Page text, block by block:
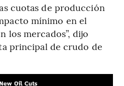
cuotas de producción
mínimo en el
los mercados”, dijo
principal de crudo de